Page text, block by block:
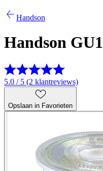
Handson
Handson
5.0 / 5 (2 klantreviews)
Opslaan in Favorieten